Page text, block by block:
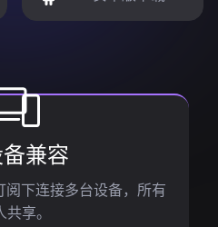
兼容
下连接多台设备，所有
共享。